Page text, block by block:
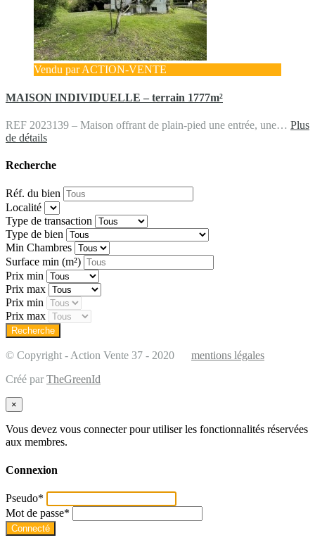
Vendu par ACTION-VENTE
MAISON INDIVIDUELLE – terrain 1777m²
REF 2023139 – Maison offrant de plain-pied une entrée, une… Plus
de détails
Recherche
Réf. du bien
Localité
Type de transaction
Type de bien
Min Chambres
Surface min (m²)
Prix min
Prix max
Prix min
Prix max
© Copyright - Action Vente 37 - 2020 mentions légales
Créé par TheGreenId
×
Vous devez vous connecter pour utiliser les fonctionnalités réservées
aux membres.
Connexion
Pseudo*
Mot de passe*